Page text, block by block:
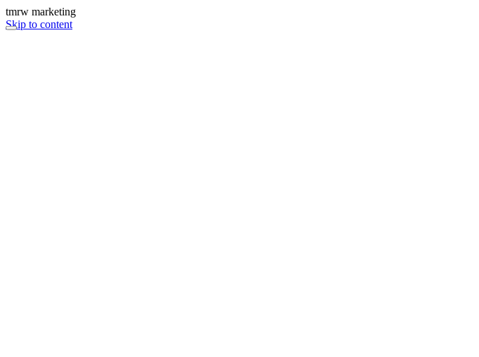
tmrw marketing
Skip to content